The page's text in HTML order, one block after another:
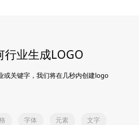
行业生成LOGO
或关键字，我们将在几秒内创建logo
字体 元素 文字